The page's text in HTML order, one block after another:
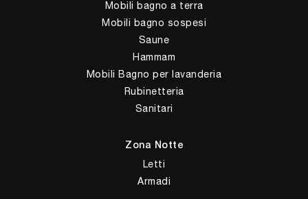
Mobili bagno a terra
Mobili bagno sospesi
Saune
Hammam
Mobili Bagno per lavanderia
Rubinetteria
Sanitari
Zona Notte
Letti
Armadi